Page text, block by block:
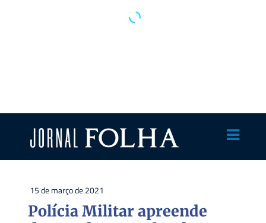
15 de março de 2021
Polícia Militar apreende